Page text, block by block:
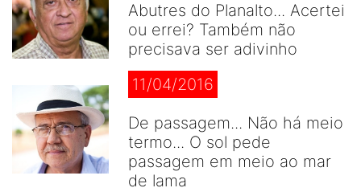
Abutres do Planalto... Acertei
ou errei? Também não
precisava ser adivinho
11/04/2016
De passagem... Não há meio
termo... O sol pede
passagem em meio ao mar
de lama